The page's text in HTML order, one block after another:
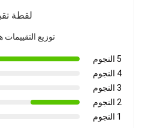
لقطة
توزيع
5 النجوم
4 النجوم
3 النجوم
2 النجوم
1 النجوم